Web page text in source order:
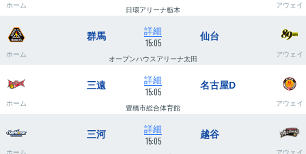
ホーム
日環アリーナ栃木
アウェイ
ホーム
群馬 詳細
15:05
仙台
オープンハウスアリーナ太田
アウェイ
ホーム
三遠 詳細
15:05
名古屋D
豊橋市総合体育館
アウェイ
ホーム
三河 詳細
15:05
越谷
アウェイ